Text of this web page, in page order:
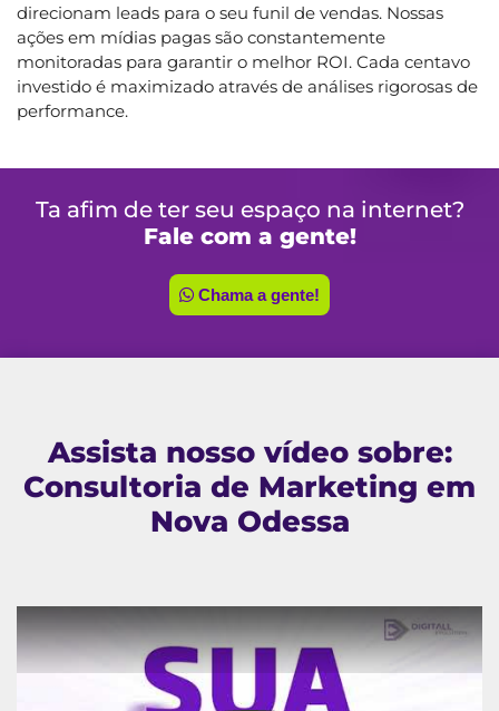
direcionam leads para o seu funil de vendas. Nossas
ações em mídias pagas são constantemente
monitoradas para garantir o melhor ROI. Cada centavo
investido é maximizado através de análises rigorosas de
performance.
Ta afim de ter seu espaço na internet?
Fale com a gente!
Chama a gente!
Assista nosso vídeo sobre:
Consultoria de Marketing em
Nova Odessa